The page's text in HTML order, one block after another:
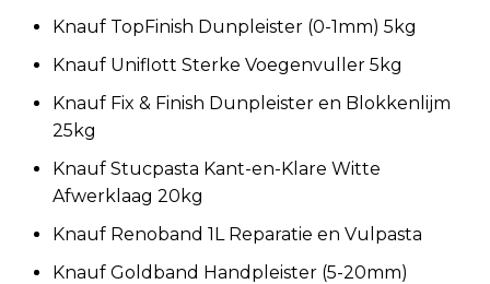
Knauf TopFinish Dunpleister (0-1mm) 5kg
Knauf Uniflott Sterke Voegenvuller 5kg
Knauf Fix & Finish Dunpleister en Blokkenlijm
25kg
Knauf Stucpasta Kant-en-Klare Witte
Afwerklaag 20kg
Knauf Renoband 1L Reparatie en Vulpasta
Knauf Goldband Handpleister (5-20mm)